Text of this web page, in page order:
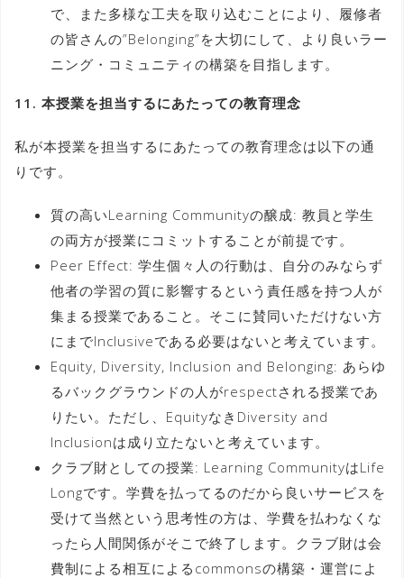
で、また多様な工夫を取り込むことにより、履修者
の皆さんの”Belonging”を大切にして、より良いラー
ニング・コミュニティの構築を目指します。
11. 本授業を担当するにあたっての教育理念
私が本授業を担当するにあたっての教育理念は以下の通
りです。
質の高いLearning Communityの醸成: 教員と学生
の両方が授業にコミットすることが前提です。
Peer Effect: 学生個々人の行動は、自分のみならず
他者の学習の質に影響するという責任感を持つ人が
集まる授業であること。そこに賛同いただけない方
にまでInclusiveである必要はないと考えています。
Equity, Diversity, Inclusion and Belonging: あらゆ
るバックグラウンドの人がrespectされる授業であ
りたい。ただし、EquityなきDiversity and
Inclusionは成り立たないと考えています。
クラブ財としての授業: Learning CommunityはLife
Longです。学費を払ってるのだから良いサービスを
受けて当然という思考性の方は、学費を払わなくな
ったら人間関係がそこで終了します。クラブ財は会
費制による相互によるcommonsの構築・運営によ